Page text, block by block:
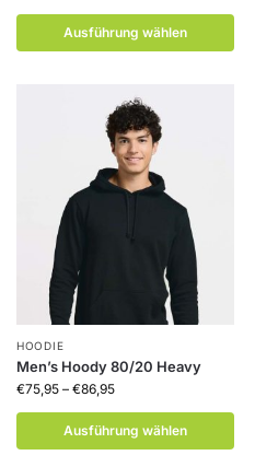
Ausführung wählen
HOODIE
Men’s Hoody 80/20 Heavy
€75,95 – €86,95
Ausführung wählen